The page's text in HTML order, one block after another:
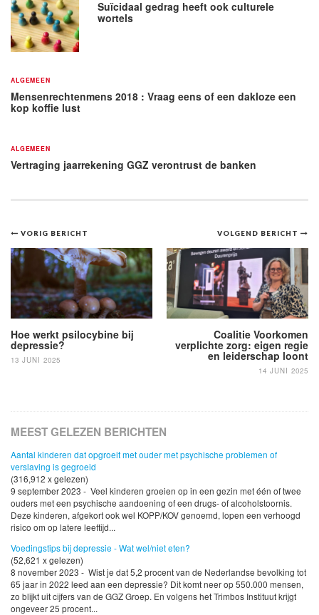
Suïcidaal gedrag heeft ook culturele
wortels
ALGEMEEN
Mensenrechtenmens 2018 : Vraag eens of een dakloze een
kop koffie lust
ALGEMEEN
Vertraging jaarrekening GGZ verontrust de banken
Bericht
navigatie
VOLGEND BERICHT
Coalitie Voorkomen
verplichte zorg: eigen regie
en leiderschap loont
14 JUNI 2025
VORIG BERICHT
Hoe werkt psilocybine bij
depressie?
13 JUNI 2025
MEEST GELEZEN BERICHTEN
Aantal kinderen dat opgroeit met ouder met psychische problemen of
verslaving is gegroeid
(316,912 x gelezen)
9 september 2023 - Veel kinderen groeien op in een gezin met één of twee
ouders met een psychische aandoening of een drugs- of alcoholstoornis.
Deze kinderen, afgekort ook wel KOPP/KOV genoemd, lopen een verhoogd
risico om op latere leeftijd...
Voedingstips bij depressie - Wat wel/niet eten?
(52,621 x gelezen)
8 november 2023 - Wist je dat 5,2 procent van de Nederlandse bevolking tot
65 jaar in 2022 leed aan een depressie? Dit komt neer op 550.000 mensen,
zo blijkt uit cijfers van de GGZ Groep. En volgens het Trimbos Instituut krijgt
ongeveer 25 procent...